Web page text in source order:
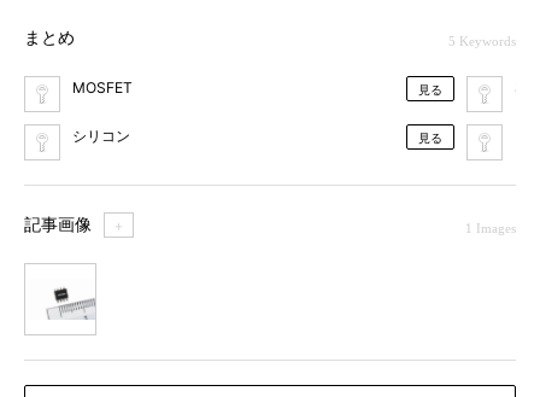
まとめ 5 Keywords
MOSFET 見る
シリコン 見る
SiC
記事画像 ＋ 1 Images